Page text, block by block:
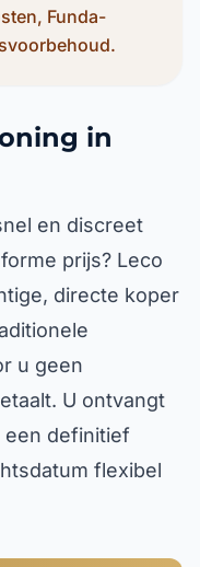
Funda-
in
en discreet
prijs? Leco
directe koper
u geen
U ontvangt
een definitief
flexibel